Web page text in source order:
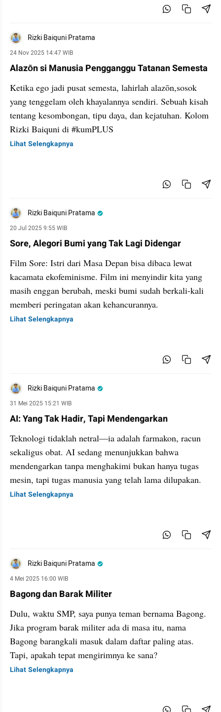
Rizki Baiquni Pratama
24 Nov 2025 14:47 WIB
Alazōn si Manusia Pengganggu Tatanan Semesta
Ketika ego jadi pusat semesta, lahirlah alazōn,sosok
yang tenggelam oleh khayalannya sendiri. Sebuah kisah
tentang kesombongan, tipu daya, dan kejatuhan. Kolom
Rizki Baiquni di #kumPLUS
Lihat Selengkapnya
Rizki Baiquni Pratama
20 Jul 2025 9:55 WIB
Sore, Alegori Bumi yang Tak Lagi Didengar
Film Sore: Istri dari Masa Depan bisa dibaca lewat
kacamata ekofeminisme. Film ini menyindir kita yang
masih enggan berubah, meski bumi sudah berkali-kali
memberi peringatan akan kehancurannya.
Lihat Selengkapnya
Rizki Baiquni Pratama
31 Mei 2025 15:21 WIB
AI: Yang Tak Hadir, Tapi Mendengarkan
Teknologi tidaklah netral—ia adalah farmakon, racun
sekaligus obat. AI sedang menunjukkan bahwa
mendengarkan tanpa menghakimi bukan hanya tugas
mesin, tapi tugas manusia yang telah lama dilupakan.
Lihat Selengkapnya
Rizki Baiquni Pratama
4 Mei 2025 16:00 WIB
Bagong dan Barak Militer
Dulu, waktu SMP, saya punya teman bernama Bagong.
Jika program barak militer ada di masa itu, nama
Bagong barangkali masuk dalam daftar paling atas.
Tapi, apakah tepat mengirimnya ke sana?
Lihat Selengkapnya